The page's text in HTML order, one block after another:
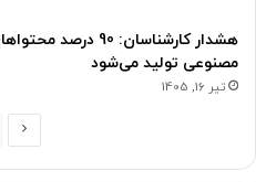
مصنوعی تولید می‌شود
تیر 16, 1405